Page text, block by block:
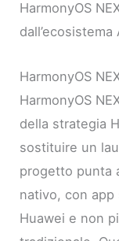
HarmonyOS
dall’ecosistema
HarmonyOS
HarmonyOS
della strategia
sostituire un
progetto punta
nativo, con app
Huawei e non